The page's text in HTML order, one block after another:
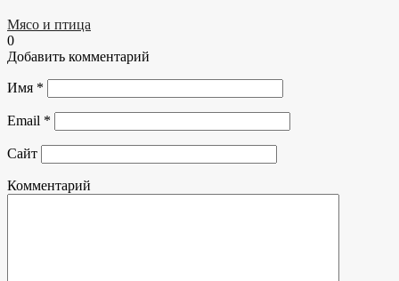
Мясо и птица
0
Добавить комментарий
Имя *
Email *
Сайт
Комментарий